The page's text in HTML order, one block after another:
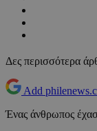
Δες περισσότερα
Add
Ένας άνθρωπος